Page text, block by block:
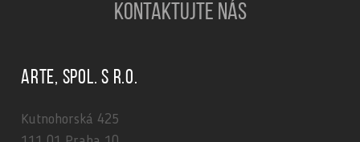
KONTAKTUJTE NÁS
ARTE, spol. s r.o.
Kutnohorská 425